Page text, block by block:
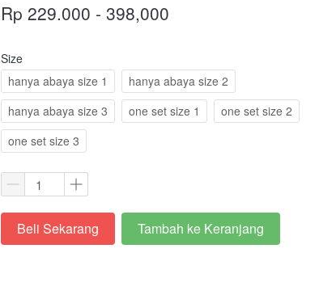
Rp 229.000 - 398,000
Size
hanya abaya size 1
hanya abaya size 2
hanya abaya size 3
one set size 1
one set size 2
one set size 3
`Beli Sekarang `
Tambah ke Keranjang